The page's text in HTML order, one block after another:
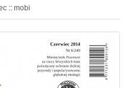
:: mobi